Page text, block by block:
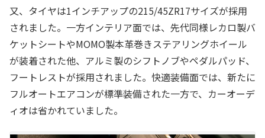
又、タイヤは1インチアップの215/45ZR17サイズが採用
されました。一方インテリア面では、先代同様レカロ製バ
ケットシートやMOMO製本革巻きステアリングホイール
が装着された他、アルミ製のシフトノブやペダルパッド、
フートレストが採用されました。快適装備面では、新たに
フルオートエアコンが標準装備された一方で、カーオーデ
ィオは省かれていました。